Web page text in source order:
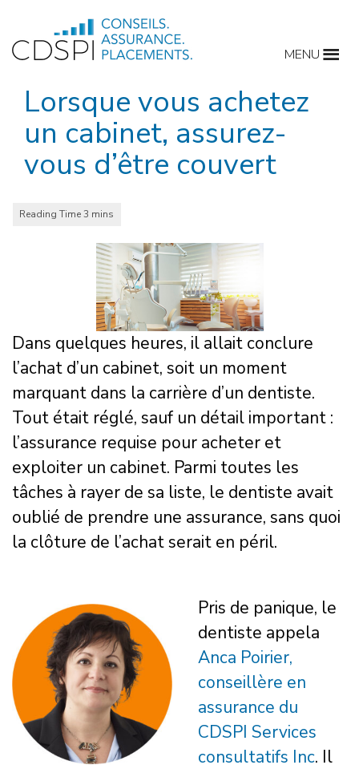
content
MENU
Lorsque vous achetez
un cabinet, assurez-
vous d’être couvert
Dans quelques heures, il allait conclure
l’achat d’un cabinet, soit un moment
marquant dans la carrière d’un dentiste.
Tout était réglé, sauf un détail important :
l’assurance requise pour acheter et
exploiter un cabinet. Parmi toutes les
tâches à rayer de sa liste, le dentiste avait
oublié de prendre une assurance, sans quoi
la clôture de l’achat serait en péril.
Pris de panique, le
dentiste appela
Anca Poirier,
conseillère en
assurance du
CDSPI Services
consultatifs Inc. Il